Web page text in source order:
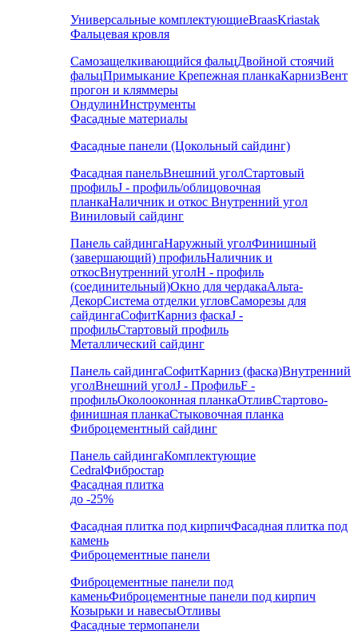
Универсальные комплектующиеBraasKriastak
Фальцевая кровля
Самозащелкивающийся фальцДвойной стоячий
фальцПримыкание Крепежная планкаКарнизВент
прогон и кляммеры
ОндулинИнструменты
Фасадные материалы
Фасадные панели (Цокольный сайдинг)
Фасадная панельВнешний уголСтартовый
профильJ - профиль/облицовочная
планкаНаличник и откос Внутренний угол
Виниловый сайдинг
Панель сайдингаНаружный уголФинишный
(завершающий) профильНаличник и
откосВнутренний уголH - профиль
(соединительный)Окно для чердакаАльта-
ДекорСистема отделки угловСаморезы для
сайдингаСофитКарниз фаскаJ -
профильСтартовый профиль
Металлический сайдинг
Панель сайдингаСофитКарниз (фаска)Внутренний
уголВнешний уголJ - ПрофильF -
профильОколооконная планкаОтливСтартово-
финишная планкаСтыковочная планка
Фиброцементный сайдинг
Панель сайдингаКомплектующие
CedralФибростар
Фасадная плитка
до -25%
Фасадная плитка под кирпичФасадная плитка под
камень
Фиброцементные панели
Фиброцементные панели под
каменьФиброцементные панели под кирпич
Козырьки и навесыОтливы
Фасадные термопанели